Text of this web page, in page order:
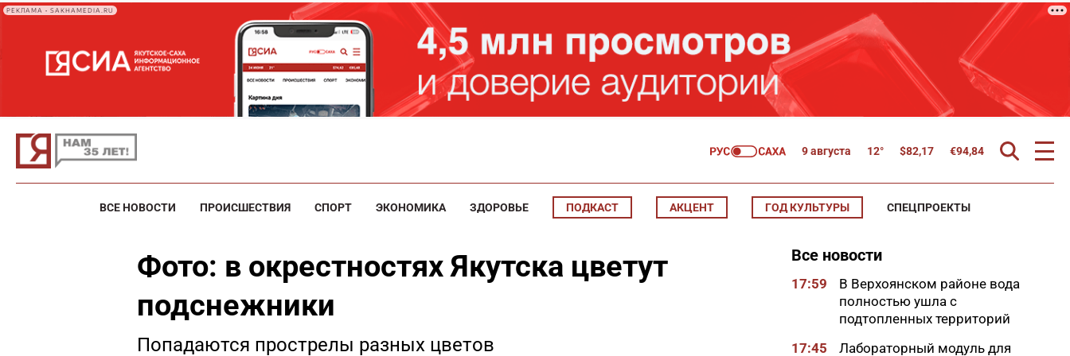
РЕКЛАМА • SAKHAMEDIA.RU
9 августа 12° $82,17 €94,84
ВСЕ НОВОСТИ ПРОИСШЕСТВИЯ СПОРТ ЭКОНОМИКА ЗДОРОВЬЕ ПОДКАСТ АКЦЕНТ ГОД КУЛЬТУРЫ СПЕЦПРОЕКТЫ
Фото: в окрестностях Якутска цветут
подснежники
Попадаются прострелы разных цветов
Все новости
17:59
В Верхоянском районе вода
полностью ушла с
подтопленных территорий
17:45
Лабораторный модуль для